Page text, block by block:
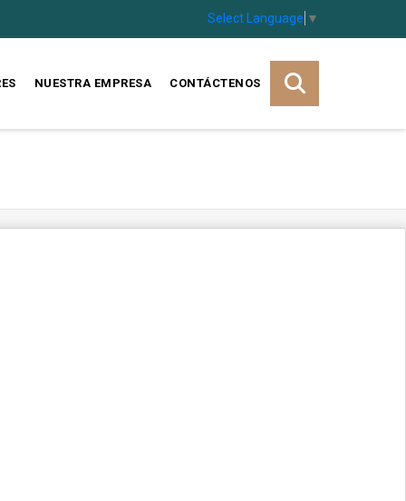
Select Language ▼
NUESTRA EMPRESA CONTÁCTENOS